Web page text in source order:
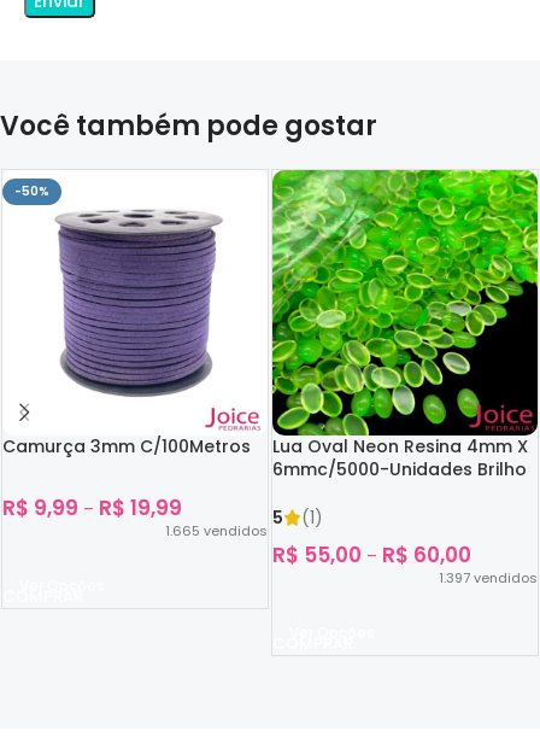
Você também pode gostar
-50%
Camurça 3mm C/100Metros
R$ 9,99 – R$ 19,99
1.665 vendidos
Lua Oval Neon Resina 4mm X
6mmc/5000-Unidades Brilho
5
(1)
R$ 55,00 – R$ 60,00
1.397vendidos